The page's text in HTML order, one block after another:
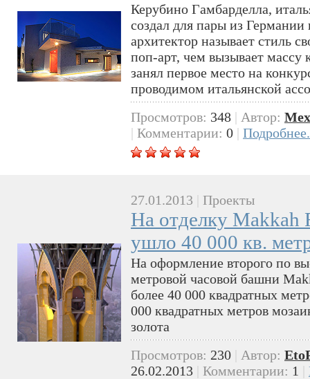
Керубино Гамбарделла,
создал для пары из
архитектор называет стиль
поп-арт, чем вызывает массу
занял первое место на
проводимом итальянской
Просмотров: 348 | Автор:
| Комментарии: 0 |
27.01.2013 Проекты
На отделку Makkah
ушло 40 000 кв.
На оформление второго по
метровой часовой башни
более 40 000 квадратных
000 квадратных метров
золота
Просмотров: 230 Автор:
26.02.2013
Комментарии: 1